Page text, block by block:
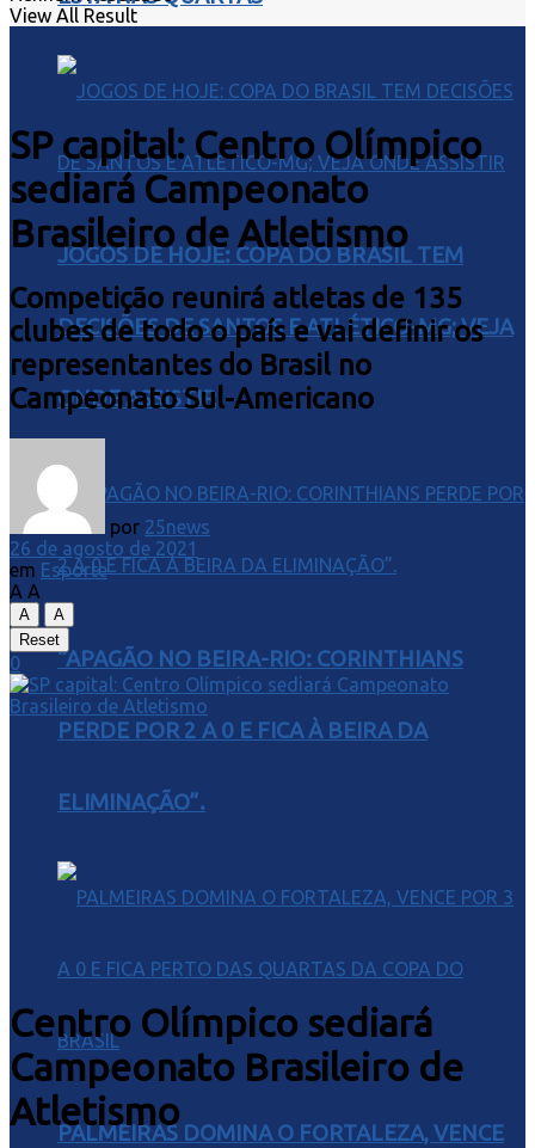
JOGOS DE HOJE: COPA DO BRASIL TEM
DECISÕES DE SANTOS E ATLÉTICO-MG; VEJA
ONDE ASSISTIR
“APAGÃO NO BEIRA-RIO: CORINTHIANS
PERDE POR 2 A 0 E FICA À BEIRA DA
ELIMINAÇÃO”.
PALMEIRAS DOMINA O FORTALEZA, VENCE
View All Result
SP capital: Centro Olímpico
sediará Campeonato
Brasileiro de Atletismo
Competição reunirá atletas de 135
clubes de todo o país e vai definir os
representantes do Brasil no
Campeonato Sul-Americano
por 25news
26 de agosto de 2021
em Esporte
A A
A
A
Reset
0
Centro Olímpico sediará
Campeonato Brasileiro de
Atletismo